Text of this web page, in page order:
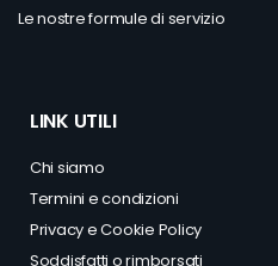
Le nostre formule di servizio
LINK UTILI
Chi siamo
Termini e condizioni
PrivacyeCookie Policy
Soddisfatti o rimborsati